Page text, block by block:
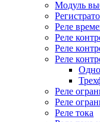
Модуль
Реле
Реле
Реле
Реле
Реле
Реле
Реле тока